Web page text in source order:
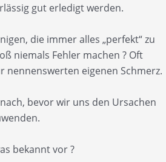
gut erledigt werden.
die immer alles „perfekt“ zu
niemals Fehler machen ? Oft
nennenswerten eigenen Schmerz.
bevor wir uns den Ursachen
bekannt vor ?